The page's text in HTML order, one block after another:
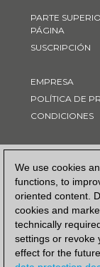
We use cookies
functions, to
oriented content.
cookies and
technically
settings or revoke
effect for the
PARTE
PÁGINA
SUSCRIPCIÓN
EMPRESA
POLÍTICA DE
CONDICIONES
FORMA DE PAGO